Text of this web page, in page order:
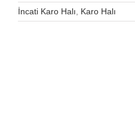
İncati Karo Halı Karo Halı